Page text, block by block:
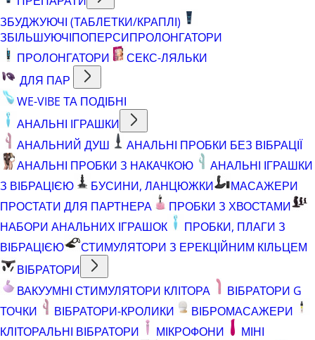
ЗБУДЖУЮЧІ (ТАБЛЕТКИ/КРАПЛІ)
ЗБІЛЬШУЮЧІПОПЕРСИПРОЛОНГАТОРИ
ПРОЛОНГАТОРИ
СЕКС-ЛЯЛЬКИ
ДЛЯ ПАР
WE-VIBE ТА ПОДІБНІ
АНАЛЬНІ ІГРАШКИ
АНАЛЬНИЙ ДУШ
АНАЛЬНІ ПРОБКИ БЕЗ ВІБРАЦІЇ
АНАЛЬНІ ПРОБКИ З НАКАЧКОЮ
АНАЛЬНІ ІГРАШКИ
З ВІБРАЦІЄЮ
БУСИНИ, ЛАНЦЮЖКИ
МАСАЖЕРИ
ПРОСТАТИ ДЛЯ ПАРТНЕРА
ПРОБКИ З ХВОСТАМИ
НАБОРИ АНАЛЬНИХ ІГРАШОК
ПРОБКИ, ПЛАГИ З
ВІБРАЦІЄЮ
СТИМУЛЯТОРИ З ЕРЕКЦІЙНИМ КІЛЬЦЕМ
ВІБРАТОРИ
ВАКУУМНІ СТИМУЛЯТОРИ КЛІТОРА
ВІБРАТОРИ G
ТОЧКИ
ВІБРАТОРИ-КРОЛИКИ
ВІБРОМАСАЖЕРИ
КЛІТОРАЛЬНІ ВІБРАТОРИ
МІКРОФОНИ
МІНІ